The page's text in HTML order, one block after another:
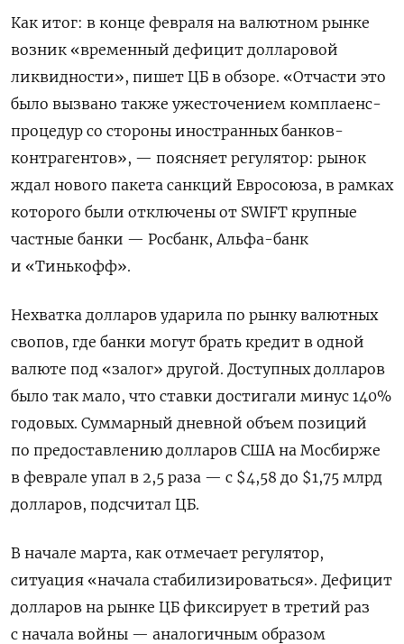
Как итог: в конце февраля на валютном рынке
возник «временный дефицит долларовой
ликвидности», пишет ЦБ в обзоре. «Отчасти это
было вызвано также ужесточением комплаенс-
процедур со стороны иностранных банков-
контрагентов», — поясняет регулятор: рынок
ждал нового пакета санкций Евросоюза, в рамках
которого были отключены от SWIFT крупные
частные банки — Росбанк, Альфа-банк
и «Тинькофф».
Нехватка долларов ударила по рынку валютных
свопов, где банки могут брать кредит в одной
валюте под «залог» другой. Доступных долларов
было так мало, что ставки достигали минус 140%
годовых. Суммарный дневной объем позиций
по предоставлению долларов США на Мосбирже
в феврале упал в 2,5 раза — с $4,58 до $1,75 млрд
долларов, подсчитал ЦБ.
В начале марта, как отмечает регулятор,
ситуация «начала стабилизироваться». Дефицит
долларов на рынке ЦБ фиксирует в третий раз
с начала войны — аналогичным образом